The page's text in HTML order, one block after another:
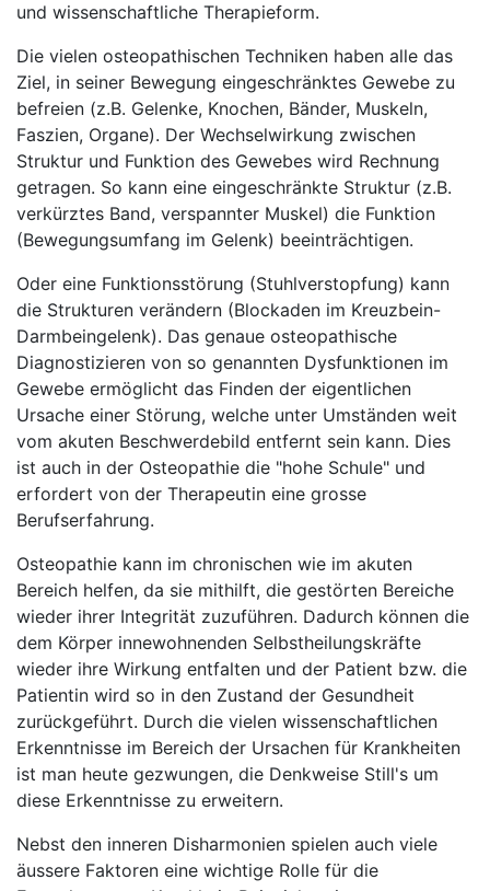
und wissenschaftliche Therapieform.
Die vielen osteopathischen Techniken haben alle das
Ziel, in seiner Bewegung eingeschränktes Gewebe zu
befreien (z.B. Gelenke, Knochen, Bänder, Muskeln,
Faszien, Organe). Der Wechselwirkung zwischen
Struktur und Funktion des Gewebes wird Rechnung
getragen. So kann eine eingeschränkte Struktur (z.B.
verkürztes Band, verspannter Muskel) die Funktion
(Bewegungsumfang im Gelenk) beeinträchtigen.
Oder eine Funktionsstörung (Stuhlverstopfung) kann
die Strukturen verändern (Blockaden im Kreuzbein-
Darmbeingelenk). Das genaue osteopathische
Diagnostizieren von so genannten Dysfunktionen im
Gewebe ermöglicht das Finden der eigentlichen
Ursache einer Störung, welche unter Umständen weit
vom akuten Beschwerdebild entfernt sein kann. Dies
ist auch in der Osteopathie die "hohe Schule" und
erfordert von der Therapeutin eine grosse
Berufserfahrung.
Osteopathie kann im chronischen wie im akuten
Bereich helfen, da sie mithilft, die gestörten Bereiche
wieder ihrer Integrität zuzuführen. Dadurch können die
dem Körper innewohnenden Selbstheilungskräfte
wieder ihre Wirkung entfalten und der Patient bzw. die
Patientin wird so in den Zustand der Gesundheit
zurückgeführt. Durch die vielen wissenschaftlichen
Erkenntnisse im Bereich der Ursachen für Krankheiten
ist man heute gezwungen, die Denkweise Still's um
diese Erkenntnisse zu erweitern.
Nebst den inneren Disharmonien spielen auch viele
äussere Faktoren eine wichtige Rolle für die